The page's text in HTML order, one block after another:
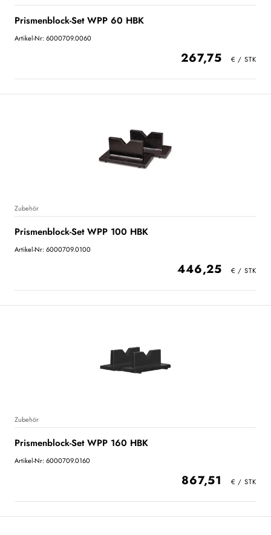
Prismenblock-Set WPP 60 HBK
Artikel-Nr: 6000709.0060
267,75
Zubehör
Prismenblock-Set WPP 100 HBK
Artikel-Nr: 6000709.0100
446,25
Zubehör
Prismenblock-Set WPP 160 HBK
Artikel-Nr: 6000709.0160
867,51